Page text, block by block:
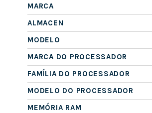
MARCA
ALMACEN
MODELO
MARCA DO PROCESSADOR
FAMÍLIA DO PROCESSADOR
MODELO DO PROCESSADOR
MEMÓRIA RAM